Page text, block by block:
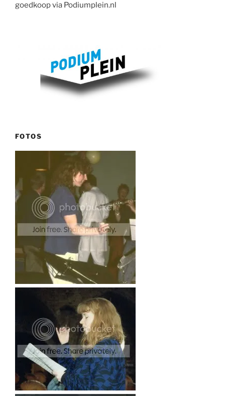
goedkoop via Podiumplein.nl
FOTOS